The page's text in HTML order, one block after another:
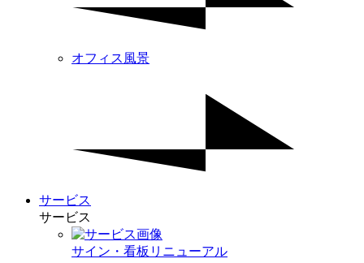
オフィス風景
サービス
サービス
サイン・看板リニューアル